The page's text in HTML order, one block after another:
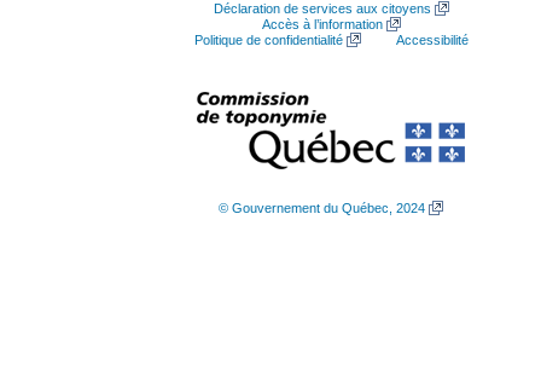
Déclaration de services aux citoyens
Accès à l’information
Politique de confidentialité
Accessibilité
© Gouvernement du Québec, 2024